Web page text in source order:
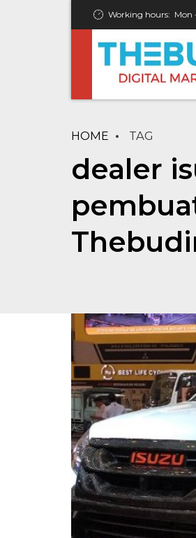
Working hours: Mon
HOME TAG
dealer